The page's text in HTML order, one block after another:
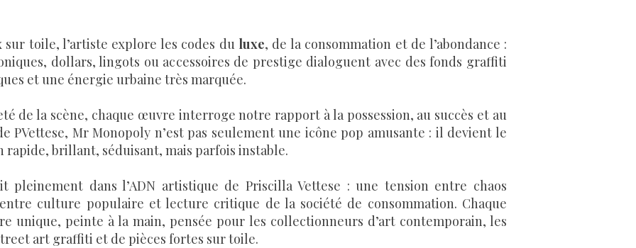
toile, l’artiste explore les codes du luxe, de la consommation et de l’abondance :
dollars, lingots ou accessoires de prestige dialoguent avec des fonds graffiti
et une énergie urbaine très marquée.
de la scène, chaque œuvre interroge notre rapport à la possession, au succès et au
PVettese, Mr Monopoly n’est pas seulement une icône pop amusante : il devient le
brillant, séduisant, mais parfois instable.
pleinement dans l’ADN artistique de Priscilla Vettese : une tension entre chaos
culture populaire et lecture critique de la société de consommation. Chaque
unique, peinte à la main, pensée pour les collectionneurs d’art contemporain, les
art graffiti et de pièces fortes sur toile.